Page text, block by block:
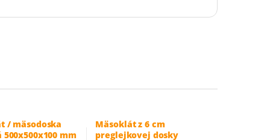
/ mäsodoska
mm
Mäsoklát z 6 cm
preglejkovej dosky